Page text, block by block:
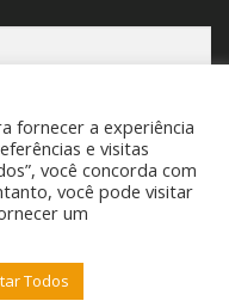
os Direitos Reservados
fornecer a experiência
e visitas
você concorda com
você pode visitar
um
Todos